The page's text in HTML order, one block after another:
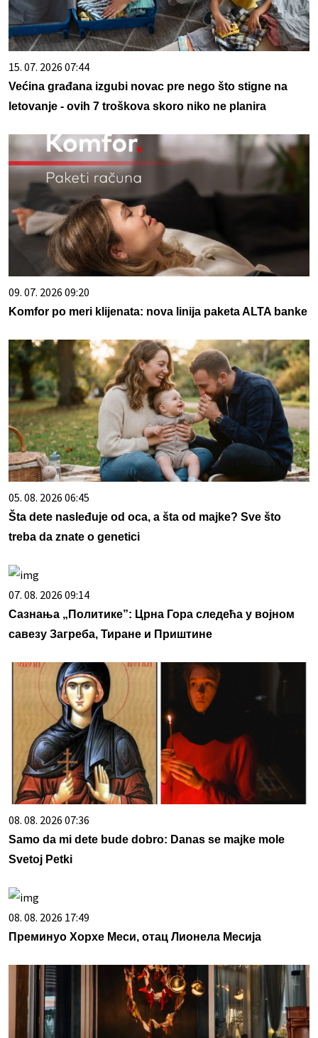
15. 07. 2026 07:44
Većina građana izgubi novac pre nego što stigne na
letovanje - ovih 7 troškova skoro niko ne planira
09. 07. 2026 09:20
Komfor po meri klijenata: nova linija paketa ALTA banke
05. 08. 2026 06:45
Šta dete nasleđuje od oca, a šta od majke? Sve što
treba da znate o genetici
07. 08. 2026 09:14
Сазнања „Политике”: Црна Гора следећа у војном
савезу Загреба, Тиране и Приштине
08. 08. 2026 07:36
Samo da mi dete bude dobro: Danas se majke mole
Svetoj Petki
08. 08. 2026 17:49
Преминуо Хорхе Меси, отац Лионела Месија